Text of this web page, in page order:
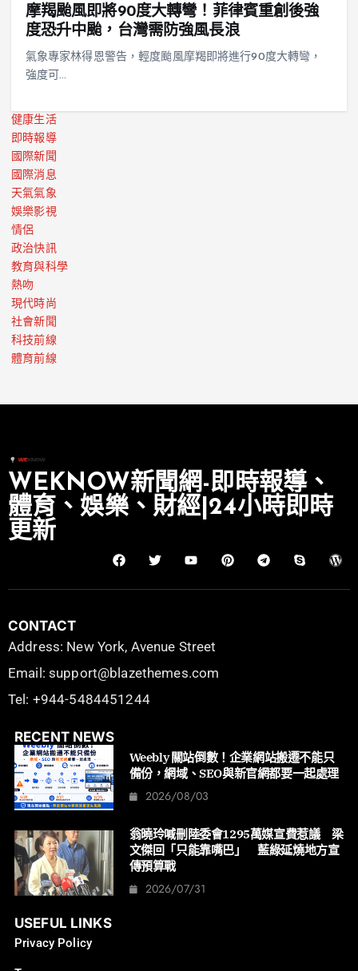
摩羯颱風即將90度大轉彎！菲律賓重創後強
度恐升中颱，台灣需防強風長浪
氣象專家林得恩警告，輕度颱風摩羯即將進行90度大轉彎，
強度可…
健康生活
即時報導
國際新聞
國際消息
天氣氣象
娛樂影視
情侶
政治快訊
教育與科學
熱吻
現代時尚
社會新聞
科技前線
體育前線
WEKNOW新聞網-即時報導、
體育、娛樂、財經|24小時即時
更新
CONTACT
Address: New York, Avenue Street
Email: support@blazethemes.com
Tel: +944-5484451244
RECENT NEWS
Weebly 關站倒數！企業網站搬遷不能只
備份，網域、SEO與新官網都要一起處理
2026/08/03
翁曉玲喊刪陸委會1295萬媒宣費惹議 梁
文傑回「只能靠嘴巴」 藍綠延燒地方宣
傳預算戰
2026/07/31
USEFUL LINKS
Privacy Policy